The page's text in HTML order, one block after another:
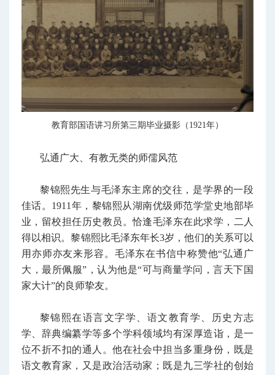
教育部国语讲习所第三期毕业摄影（1921年）
弘通广大、有教无类的师儒风范
黎锦熙先生与毛泽东主席的交往，是学界的一段
佳话。1911年，黎锦熙从湖南优级师范学堂史地部毕
业，留校担任历史教员。恰逢毛泽东在此求学，二人
得以相识。黎锦熙比毛泽东年长3岁，他们的关系可以
用亦师亦友来形容。毛泽东在书信中称赞他“弘通广
大，最所佩服”，认为他是“可与商量学问，言天下国
家大计”的良师挚友。
黎锦熙在语言文字学、语文教育学、历史方志
学、辞典编纂学等多个学科领域均有深厚造诣，是一
位不折不扣的通人。他在社会中担当多重身份，既是
语文教育家，又是政治活动家；既是九三学社的创始